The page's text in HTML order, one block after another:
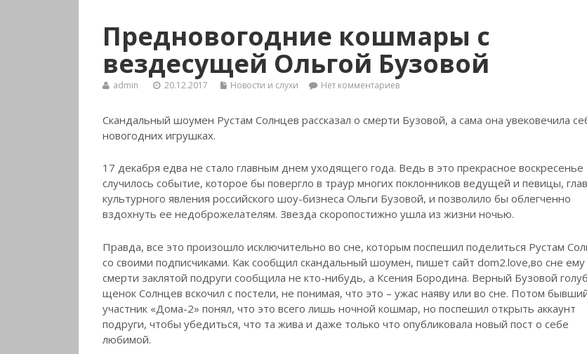
Предновогодние кошмары с
вездесущей Ольгой Бузовой
admin 20.12.2017 Новости и слухи Нет комментариев
Скандальный шоумен Рустам Солнцев рассказал о смерти Бузовой, а сама она увековечила
новогодних игрушках.
17 декабря едва не стало главным днем уходящего года. Ведь в это прекрасное воскресенье
случилось событие, которое бы повергло в траур многих поклонников ведущей и певицы,
культурного явления российского шоу-бизнеса Ольги Бузовой, и позволило бы облегченно
вздохнуть ее недоброжелателям. Звезда скоропостижно ушла из жизни ночью.
Правда, все это произошло исключительно во сне, которым поспешил поделиться Рустам
со своими подписчиками. Как сообщил скандальный шоумен, пишет сайт dom2.love,во сне ему
смерти заклятой подруги сообщила не кто-нибудь, а Ксения Бородина. Верный Бузовой
щенок Солнцев вскочил с постели, не понимая, что это – ужас наяву или во сне. Потом
участник «Дома-2» понял, что это всего лишь ночной кошмар, но поспешил открыть аккаунт
подруги, чтобы убедиться, что та жива и даже только что опубликовала новый пост о себе
любимой.